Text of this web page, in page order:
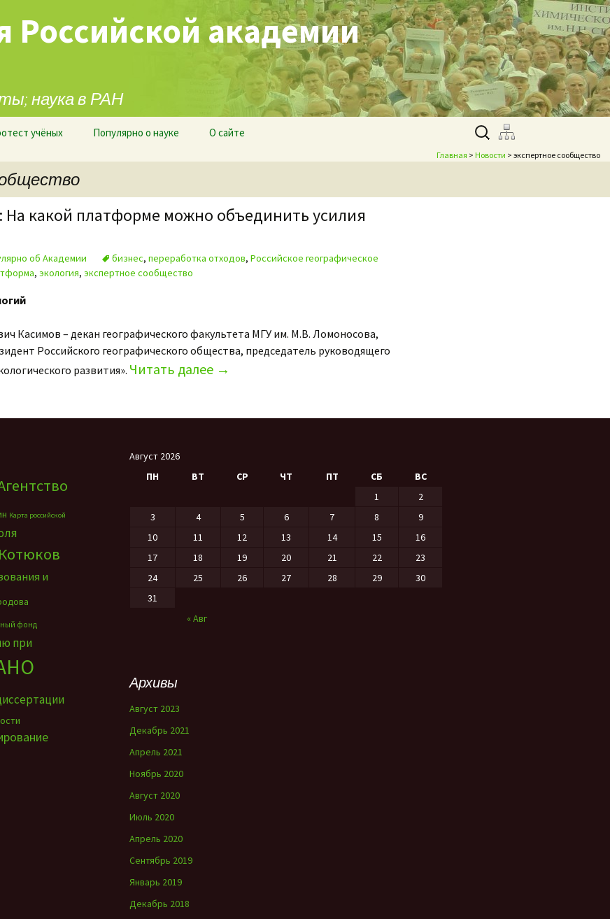
Российской академии
наука в РАН
учёных Популярно о науке О сайте Найти:
Главная > Новости > экспертное сообщество
На какой платформе можно объединить усилия
об Академии бизнес, переработка отходов, Российское географическое
, экология, экспертное сообщество
Касимов – декан географического факультета МГУ им. М.В. Ломоносова,
Российского географического общества, председатель руководящего
развития». Читать далее →
Карта российской
Котюков
и
фонд
при
Август 2026
ПН
ВТ СР ЧТ ПТ СБ ВС
« Авг
1
2
3
4 5 6 7 8
9
10
11 12 13 14 15
16
17
18 19 20 21 22
23
24
25 26 27 28 29
30
31
Архивы
Август 2023
Декабрь 2021
Апрель 2021
Ноябрь 2020
Август 2020
Июль 2020
Апрель 2020
Сентябрь 2019
Январь 2019
Декабрь 2018